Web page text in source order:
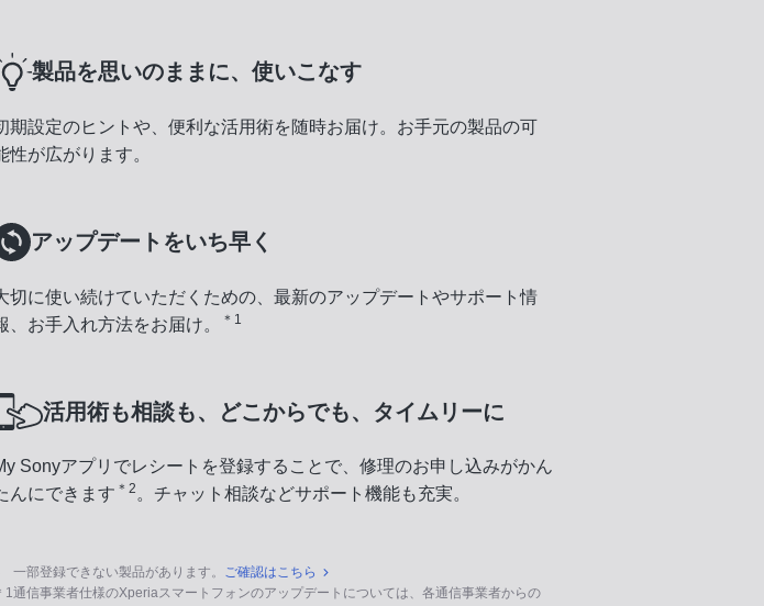
製品を思いのままに、使いこなす
期設定のヒントや、便利な活用術を随時お届け。お手元の製品の可
性が広がります。
アップデートをいち早く
切に使い続けていただくための、最新のアップデートやサポート情
、お手入れ方法をお届け。
＊1
活用術も相談も、どこからでも、 タイムリーに
Sonyアプリでレシートを登録することで、修理のお申し込みがかん
んにできます ＊2 。チャット相談などサポート機能も充実。
一部登録できない製品があります。 ご確認はこちら
1通信事業者仕様のXperiaスマートフォンのアップデートについては、各通信事業者からの